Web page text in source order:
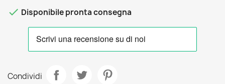
 Disponibile pronta consegna
Condividi